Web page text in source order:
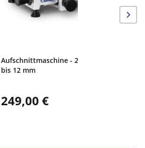
Aufschnittmaschine - 220 mm -
bis 12 mm
249,00 €